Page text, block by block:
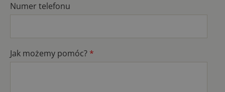
Numer telefonu
Jak możemy pomóc? *